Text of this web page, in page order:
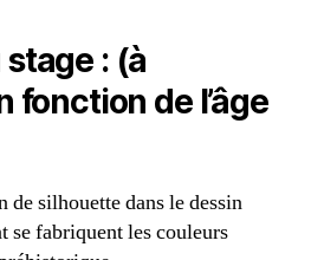
: (à
fonction de l’âge
de silhouette dans le dessin
se fabriquent les couleurs